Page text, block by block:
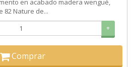
en acabado madera wengué,
82 Nature de...
+
Comprar